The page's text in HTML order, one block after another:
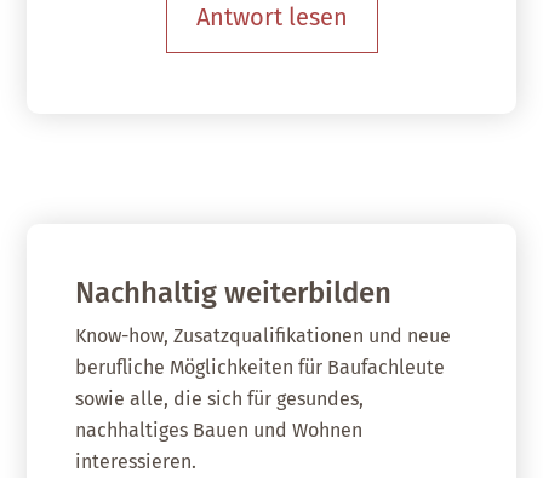
Antwort lesen
Nachhaltig weiterbilden
Know-how, Zusatzqualifikationen und neue
berufliche Möglichkeiten für Baufachleute
sowie alle, die sich für gesundes,
nachhaltiges Bauen und Wohnen
interessieren.